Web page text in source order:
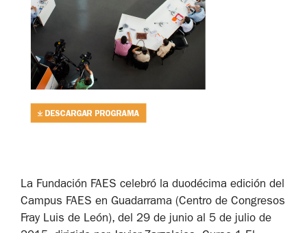
La Fundación FAES celebró la duodécima edición del
Campus FAES en Guadarrama (Centro de Congresos
Fray Luis de León), del 29 de junio al 5 de julio de